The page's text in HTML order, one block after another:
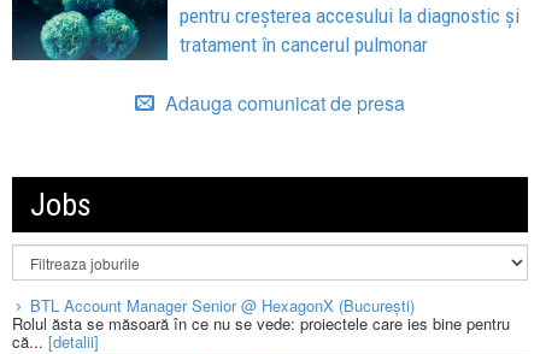
pentru creșterea accesului la diagnostic și
tratament în cancerul pulmonar
Adauga comunicat de presa
Jobs
BTL Account Manager Senior @ HexagonX (București)
Rolul ăsta se măsoară în ce nu se vede: proiectele care ies bine pentru
că... [detalii]